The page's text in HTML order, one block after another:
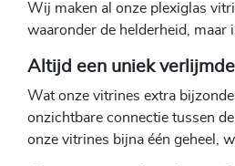
Wij maken al onze plexiglas
waaronder de helderheid, maar
Altijd een uniek
Wat onze vitrines extra
onzichtbare connectie tussen
onze vitrines bijna één geheel,